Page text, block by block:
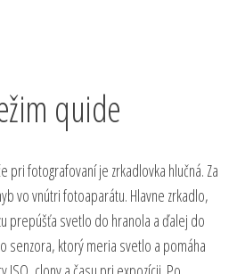
quide
pri fotografovaní je zrkadlovka hlučná. Za
vo vnútri fotoaparátu. Hlavne zrkadlo,
prepúšťa svetlo do hranola a ďalej do
senzora, ktorý meria svetlo a pomáha